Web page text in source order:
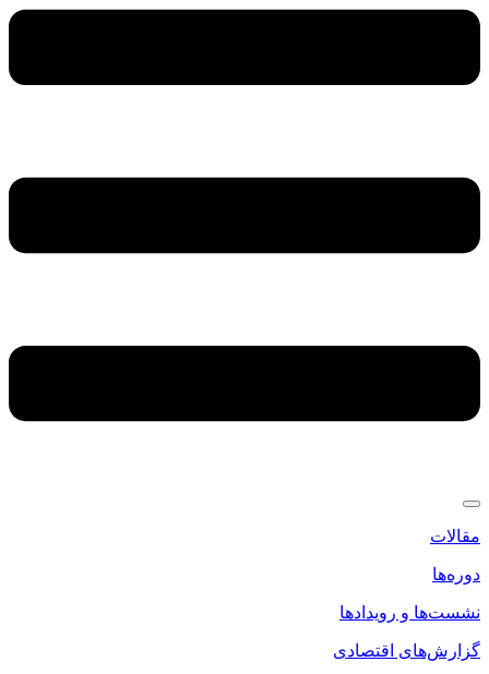
مقالات
دوره‌ها
نشست‌ها و رویدادها
گزارش‌های اقتصادی